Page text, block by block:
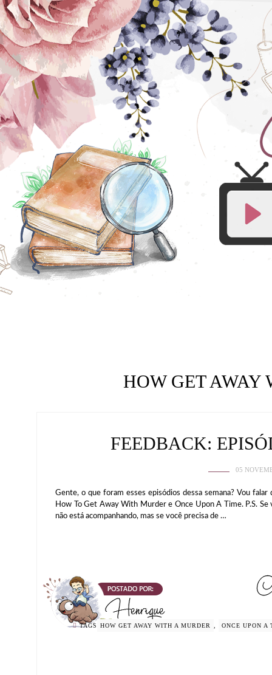
HOW GET AWAY
FEEDBACK:
05
Gente, o que foram esses episódios dessa semana? Vou
How To Get Away With Murder e Once Upon A Time. P.S.
não está acompanhando, mas se você precisa de …
TAGS HOW GET AWAY WITH A MURDER , ONCE UPON A